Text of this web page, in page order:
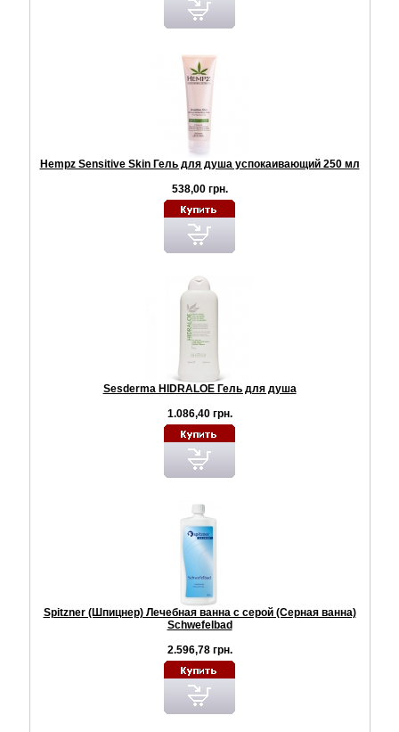
Hempz Sensitive Skin Гель для душа успокаивающий 250 мл
538,00 грн.
Sesderma HIDRALOE Гель для душа
1.086,40 грн.
Spitzner (Шпицнер) Лечебная ванна с серой (Серная ванна)
Schwefelbad
2.596,78 грн.